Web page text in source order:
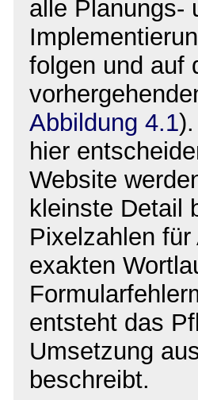
alle Planungs-
folgen und auf
Abbildung 4.1
hier
Website
kleinste Detail
Pixelzahlen
exakten
entsteht das
Umsetzung
beschreibt.